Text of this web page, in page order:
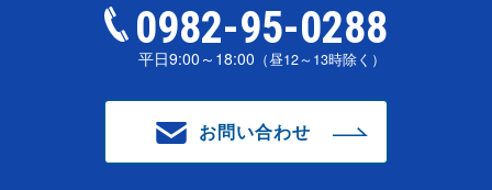
0982-95-0288
平日9:00～18:00 （昼12～13時除く）
お問い合わせ